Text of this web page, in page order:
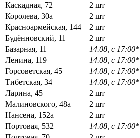
Каскадная, 72
2 шт
Королева, 30а
2 шт
Красноармейская, 144
2 шт
Будённовский, 11
2 шт
Базарная, 11
14.08, с 17:00*
Ленина, 119
14.08, с 17:00*
Горсоветская, 45
14.08, с 17:00*
Тибетская, 34
14.08, с 17:00*
Ларина, 45
2 шт
Малиновского, 48а
2 шт
Нансена, 152а
2 шт
Портовая, 532
14.08, с 17:00*